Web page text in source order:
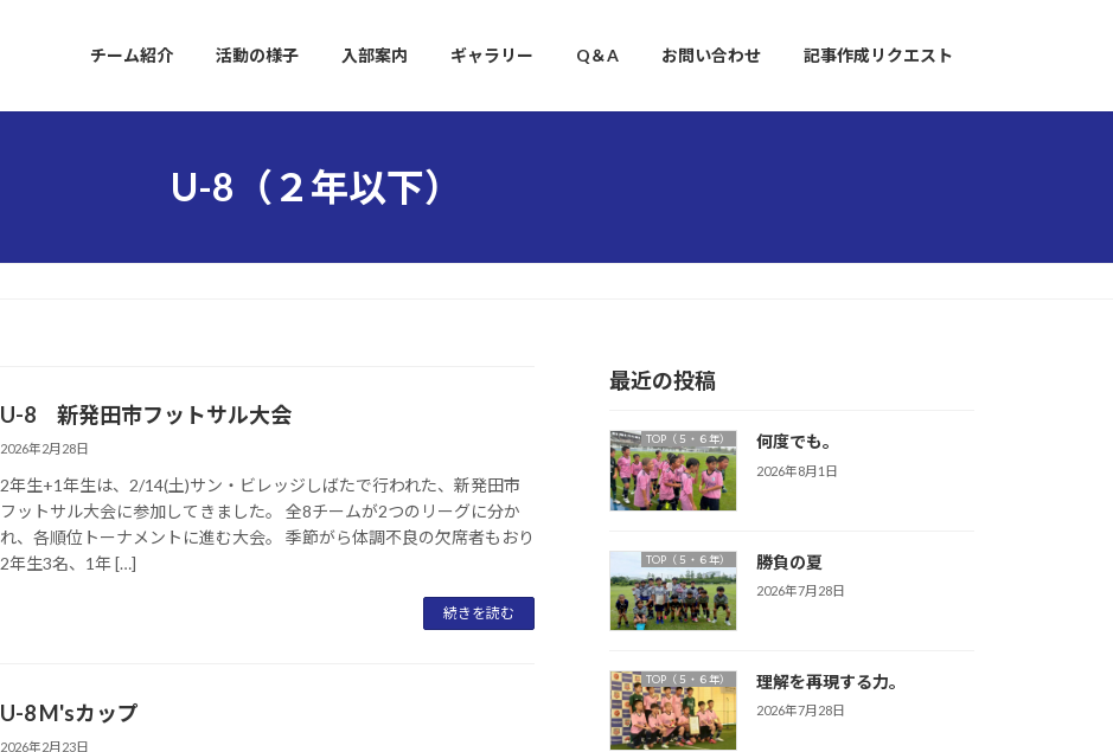
チーム紹介 活動の様子 入部案内 ギャラリー Q＆A お問い合わせ 記事作成リクエスト
U-8（２年以下）
U-8 新発田市フットサル大会
2026年2月28日
2年生+1年生は、2/14(土)サン・ビレッジしばたで行われた、新発田市
フットサル大会に参加してきました。 全8チームが2つのリーグに分か
れ、各順位トーナメントに進む大会。 季節がら体調不良の欠席者もおり
2年生3名、1年 […]
続きを読む
U-8 M'sカップ
2026年2月23日
最近の投稿
TOP（５・６年） 何度でも。
2026年8月1日
TOP（５・６年） 勝負の夏
2026年7月28日
TOP（５・６年） 理解を再現する力。
2026年7月28日